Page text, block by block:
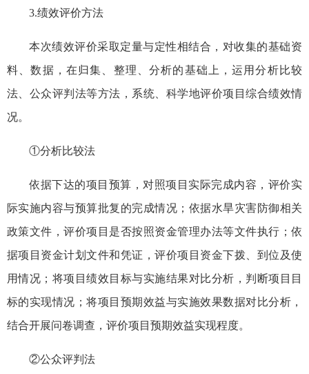
3.绩效评价方法
本次绩效评价采取定量与定性相结合，对收集的基础资
料、数据，在归集、整理、分析的基础上，运用分析比较
法、公众评判法等方法，系统、科学地评价项目综合绩效情
况。
①分析比较法
依据下达的项目预算，对照项目实际完成内容，评价实
际实施内容与预算批复的完成情况；依据水旱灾害防御相关
政策文件，评价项目是否按照资金管理办法等文件执行；依
据项目资金计划文件和凭证，评价项目资金下拨、到位及使
用情况；将项目绩效目标与实施结果对比分析，判断项目目
标的实现情况；将项目预期效益与实施效果数据对比分析，
结合开展问卷调查，评价项目预期效益实现程度。
②公众评判法